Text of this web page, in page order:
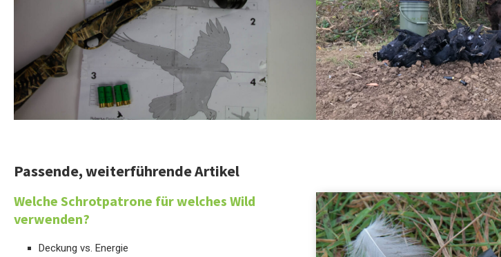
Passende, weiterführende Artikel
Welche Schrotpatrone für welches Wild
verwenden?
Deckung vs. Energie